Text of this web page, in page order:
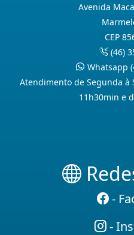
Avenida
CEP
(46)
Whatsapp
Atendimento de Segunda à
11h30min e
-
-